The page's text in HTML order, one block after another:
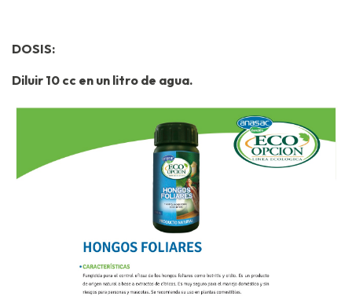
DOSIS:
Diluir 10 cc en un litro de agua.